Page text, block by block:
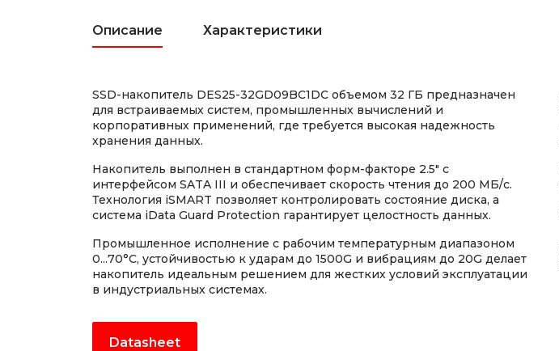
Описание Характеристики
SSD-накопитель DES25-32GD09BC1DC объемом 32 ГБ предназначен
для встраиваемых систем, промышленных вычислений и
корпоративных применений, где требуется высокая надежность
хранения данных.
Накопитель выполнен в стандартном форм-факторе 2.5" с
интерфейсом SATA III и обеспечивает скорость чтения до 200 МБ/с.
Технология iSMART позволяет контролировать состояние диска, а
система iData Guard Protection гарантирует целостность данных.
Промышленное исполнение с рабочим температурным диапазоном
0...70°C, устойчивостью к ударам до 1500G и вибрациям до 20G делает
накопитель идеальным решением для жестких условий эксплуатации
в индустриальных системах.
Datasheet